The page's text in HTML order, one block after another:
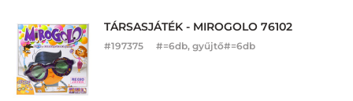
TÁRSASJÁTÉK - MIROGOLO 76102
#197375 #=6db, gyűjtő#=6db